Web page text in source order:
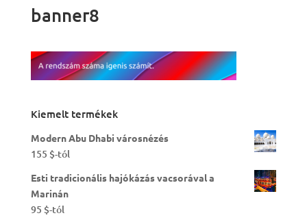
banner8
Kiemelt termékek
Modern Abu Dhabi városnézés
155 $-tól
Esti tradicionális hajókázás vacsorával a
Marinán
95 $-tól